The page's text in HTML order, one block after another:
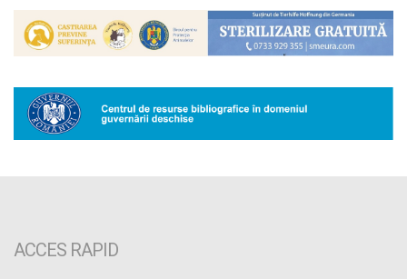
ACCES RAPID